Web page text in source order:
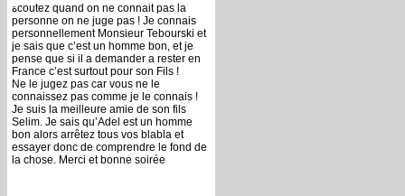
ةcoutez quand on ne connait pas la
personne on ne juge pas ! Je connais
personnellement Monsieur Tebourski et
je sais que c’est un homme bon, et je
pense que si il a demander a rester en
France c’est surtout pour son Fils !
Ne le jugez pas car vous ne le
connaissez pas comme je le connais !
Je suis la meilleure amie de son fils
Selim. Je sais qu’Adel est un homme
bon alors arrêtez tous vos blabla et
essayer donc de comprendre le fond de
la chose. Merci et bonne soirée